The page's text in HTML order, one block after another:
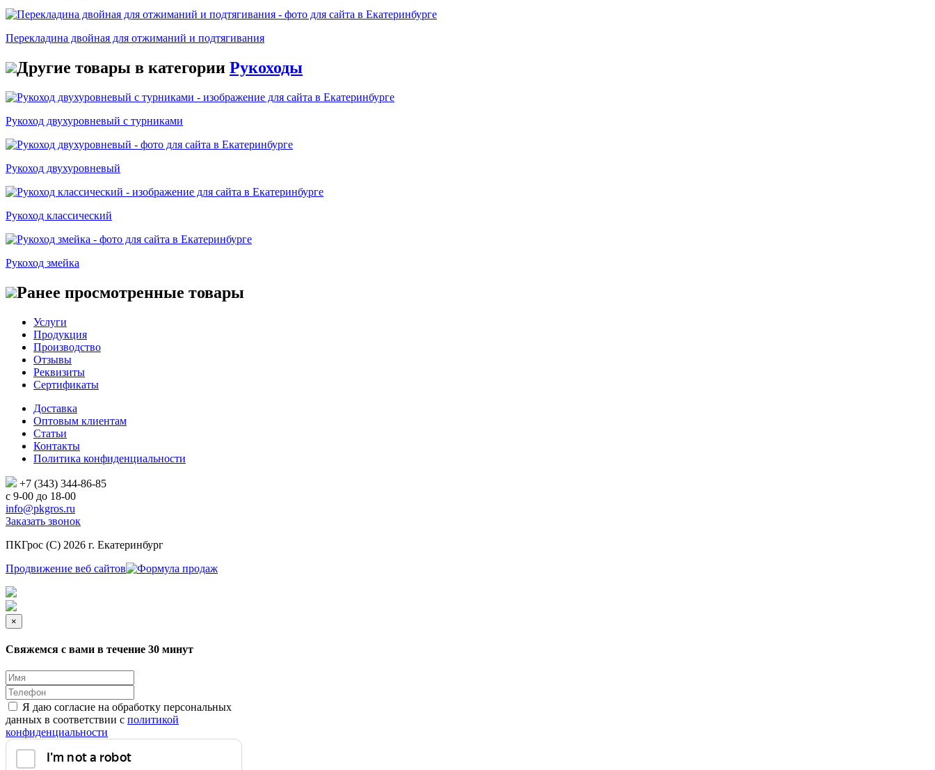
Перекладина двойная для отжиманий и подтягивания
Другие товары в категории Рукоходы
Рукоход двухуровневый с турниками
Рукоход двухуровневый
Рукоход классический
Рукоход змейка
Ранее просмотренные товары
Услуги
Продукция
Производство
Отзывы
Реквизиты
Сертификаты
Доставка
Оптовым клиентам
Статьи
Контакты
Политика конфиденциальности
+7 (343) 344-86-85
с 9-00 до 18-00
info@pkgros.ru
Заказать звонок
ПКГрос (С) 2026 г. Екатеринбург
Продвижение веб сайтов
×
Свяжемся с вами в течение 30 минут
Я даю согласие на обработку персональных
данных в соответствии с политикой
конфиденциальности